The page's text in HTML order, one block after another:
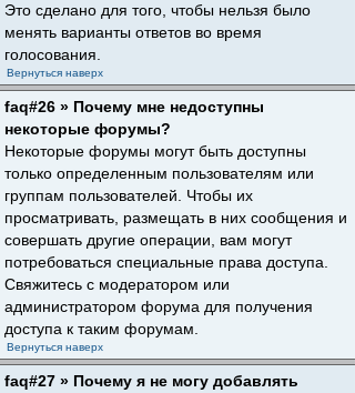
Это сделано для того, чтобы нельзя было
менять варианты ответов во время
голосования.
Вернуться наверх
faq#26 » Почему мне недоступны
некоторые форумы?
Некоторые форумы могут быть доступны
только определенным пользователям или
группам пользователей. Чтобы их
просматривать, размещать в них сообщения и
совершать другие операции, вам могут
потребоваться специальные права доступа.
Свяжитесь с модератором или
администратором форума для получения
доступа к таким форумам.
Вернуться наверх
faq#27 » Почему я не могу добавлять